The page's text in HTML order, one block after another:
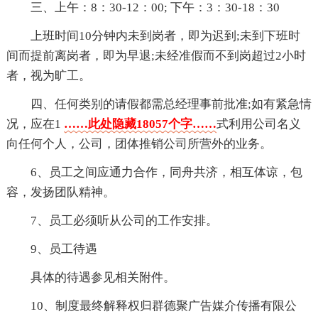
三、上午：8：30-12：00; 下午：3：30-18：30
上班时间10分钟内未到岗者，即为迟到;未到下班时
间而提前离岗者，即为早退;未经准假而不到岗超过2小时
者，视为旷工。
四、任何类别的请假都需总经理事前批准;如有紧急情
况，应在1 ……此处隐藏18057个字……式利用公司名义
向任何个人，公司，团体推销公司所营外的业务。
6、员工之间应通力合作，同舟共济，相互体谅，包
容，发扬团队精神。
7、员工必须听从公司的工作安排。
9、员工待遇
具体的待遇参见相关附件。
10、制度最终解释权归群德聚广告媒介传播有限公